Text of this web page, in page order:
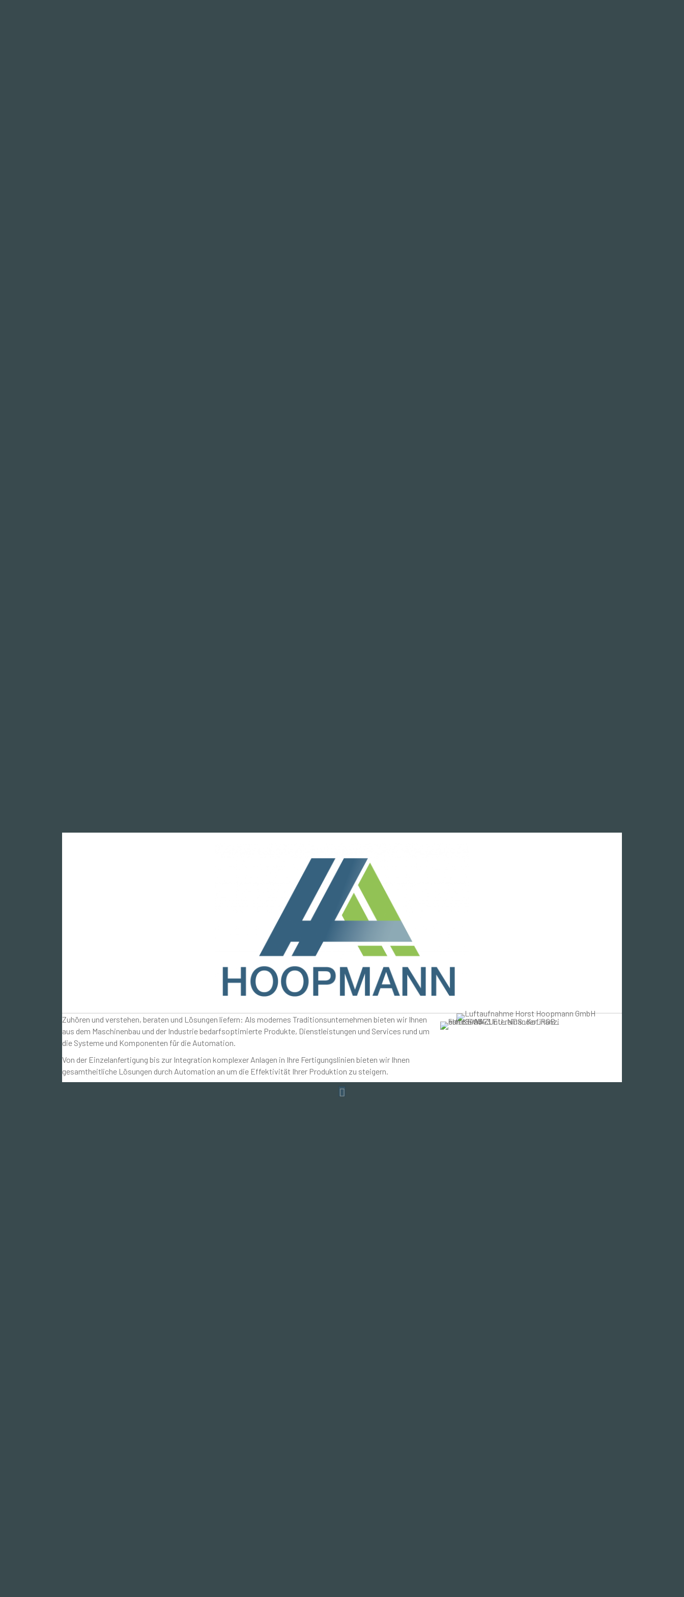
Zuhören und verstehen, beraten und Lösungen liefern: Als modernes Traditionsunternehmen bieten wir Ihnen
aus dem Maschinenbau und der Industrie bedarfsoptimierte Produkte, Dienstleistungen und Services rund um
die Systeme und Komponenten für die Automation.
Von der Einzelanfertigung bis zur Integration komplexer Anlagen in Ihre Fertigungslinien bieten wir Ihnen
gesamtheitliche Lösungen durch Automation an um die Effektivität Ihrer Produktion zu steigern.